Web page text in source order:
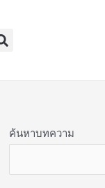
Search
ค้นหาบทความ